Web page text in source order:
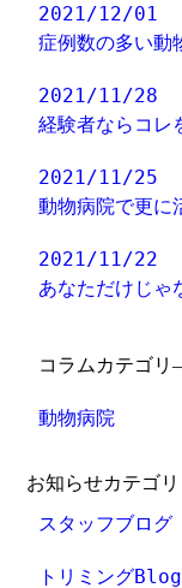
2021/12/01
症例数の多い動
2021/11/28
経験者ならコレ
2021/11/25
動物病院で更に
2021/11/22
あなただけじゃ
コラムカテゴ
動物病院
お知らせカテゴリ
スタッフブログ
トリミングBlog